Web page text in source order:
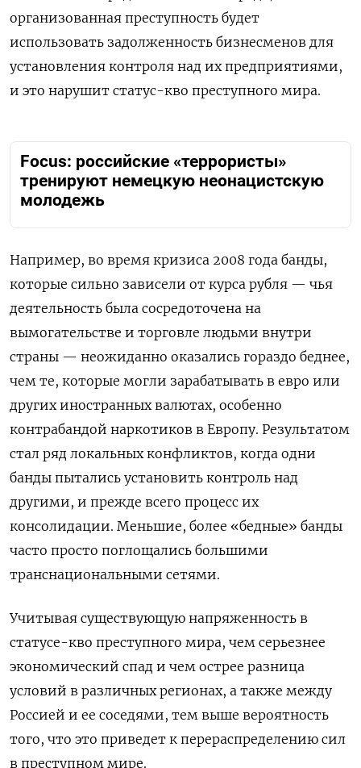
организованная преступность будет
использовать задолженность бизнесменов для
установления контроля над их предприятиями,
и это нарушит статус-кво преступного мира.
Focus: российские «террористы»
тренируют немецкую неонацистскую
молодежь
Например, во время кризиса 2008 года банды,
которые сильно зависели от курса рубля — чья
деятельность была сосредоточена на
вымогательстве и торговле людьми внутри
страны — неожиданно оказались гораздо беднее,
чем те, которые могли зарабатывать в евро или
других иностранных валютах, особенно
контрабандой наркотиков в Европу. Результатом
стал ряд локальных конфликтов, когда одни
банды пытались установить контроль над
другими, и прежде всего процесс их
консолидации. Меньшие, более «бедные» банды
часто просто поглощались большими
транснациональными сетями.
Учитывая существующую напряженность в
статусе-кво преступного мира, чем серьезнее
экономический спад и чем острее разница
условий в различных регионах, а также между
Россией и ее соседями, тем выше вероятность
того, что это приведет к перераспределению сил
в преступном мире.